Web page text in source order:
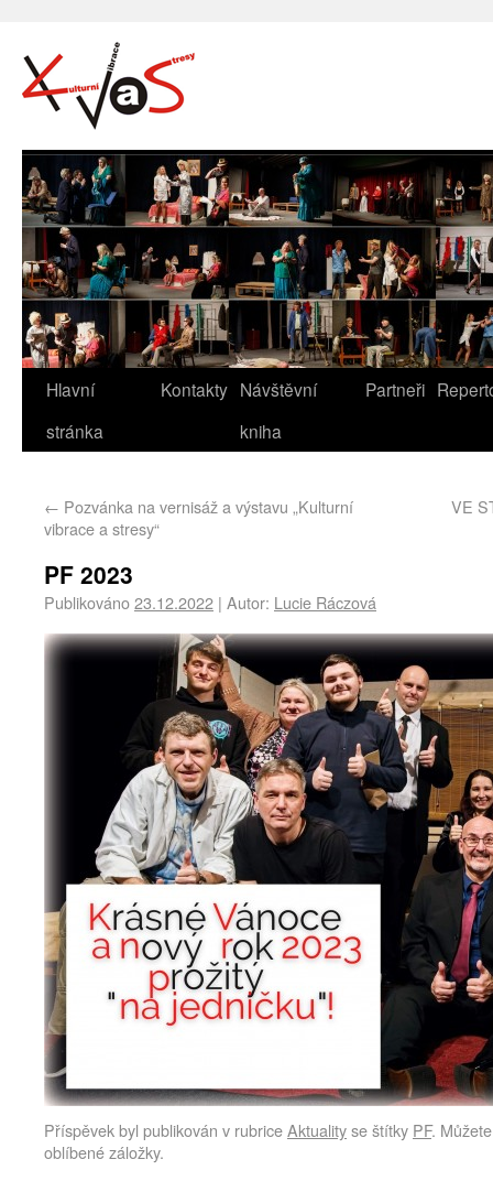
Hlavní
stránka
Kontakty Návštěvní
kniha
Partneři
← Pozvánka na vernisáž a výstavu „Kulturní
vibrace a stresy“
VE
PF 2023
Publikováno23.12.2022 | Autor: Lucie Ráczová
Příspěvek byl publikován v rubriceAktualityse štítky PF.
oblíbené záložky.